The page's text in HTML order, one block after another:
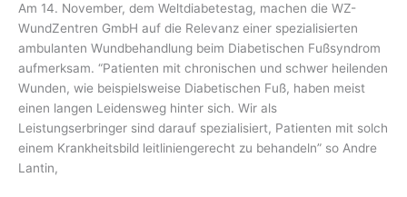
Am 14. November, dem Weltdiabetestag, machen die WZ-
WundZentren GmbH auf die Relevanz einer spezialisierten
ambulanten Wundbehandlung beim Diabetischen Fußsyndrom
aufmerksam. “Patienten mit chronischen und schwer heilenden
Wunden, wie beispielsweise Diabetischen Fuß, haben meist
einen langen Leidensweg hinter sich. Wir als
Leistungserbringer sind darauf spezialisiert, Patienten mit solch
einem Krankheitsbild leitliniengerecht zu behandeln” so Andre
Lantin,